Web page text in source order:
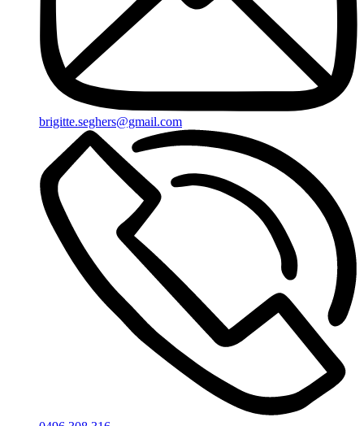
brigitte.seghers@gmail.com